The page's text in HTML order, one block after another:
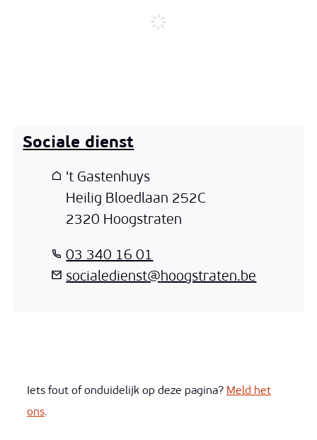
Sociale dienst
Adres 't Gastenhuys
Heilig Bloedlaan 252C
,2320 Hoogstraten
03 340 16 01
E-mailsocialedienst@hoogstraten.be
Iets fout of onduidelijk op deze pagina? Meld het
ons.